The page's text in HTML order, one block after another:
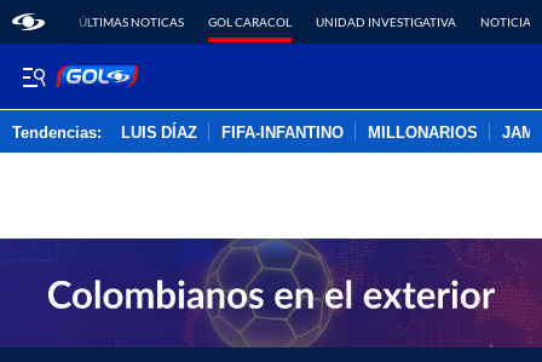
ÚLTIMAS NOTICAS GOL CARACOL UNIDAD INVESTIGATIVA NOTICIAS
Tendencias: LUIS DÍAZ FIFA-INFANTINO MILLONARIOS